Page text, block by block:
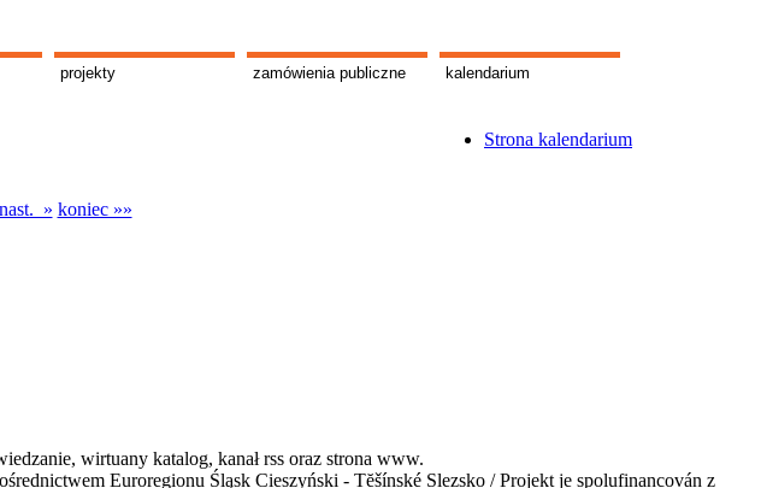
projekty zamówienia publiczne kalendarium
Strona kalendarium
nast. » koniec »»
wirtuany katalog, kanał rss oraz strona www.
Euroregionu Śląsk Cieszyński - Tĕšínské Slezsko / Projekt je spolufinancován z